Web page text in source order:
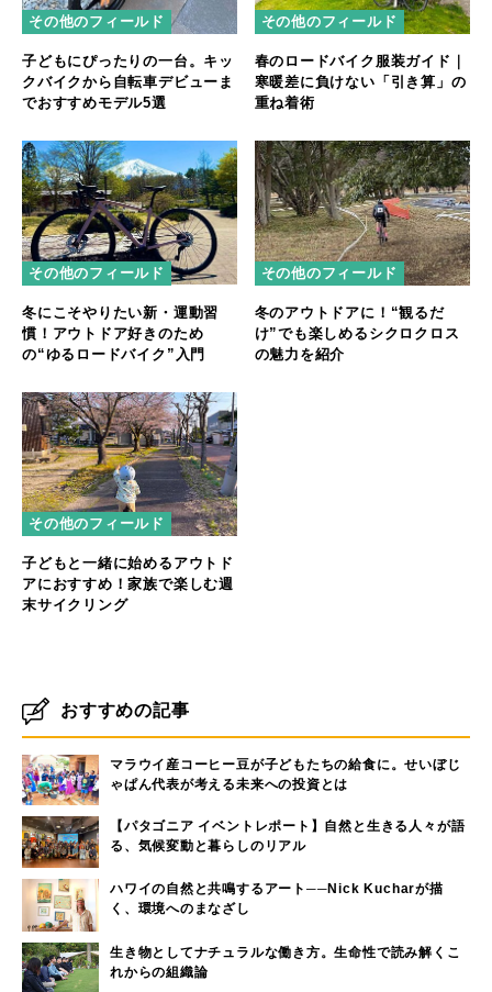
その他のフィールド
子どもにぴったりの一台。キッ
クバイクから自転車デビューま
でおすすめモデル5選
その他のフィールド
春のロードバイク服装ガイド｜
寒暖差に負けない「引き算」の
重ね着術
その他のフィールド
冬にこそやりたい新・運動習
慣！アウトドア好きのため
の“ゆるロードバイク”入門
その他のフィールド
冬のアウトドアに！“観るだ
け”でも楽しめるシクロクロス
の魅力を紹介
その他のフィールド
子どもと一緒に始めるアウトド
アにおすすめ！家族で楽しむ週
末サイクリング
おすすめの記事
マラウイ産コーヒー豆が子どもたちの給食に。せいぼじ
ゃぱん代表が考える未来への投資とは
【パタゴニア イベントレポート】自然と生きる人々が語
る、気候変動と暮らしのリアル
ハワイの自然と共鳴するアート──Nick Kucharが描
く、環境へのまなざし
生き物としてナチュラルな働き方。生命性で読み解くこ
れからの組織論